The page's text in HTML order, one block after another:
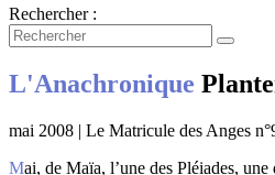
Rechercher :
L'Anachronique
mai 2008 | Le Matricule des Anges
Mai, de Maïa, l’une des Pléiades, une divinité sub-olympique. Les